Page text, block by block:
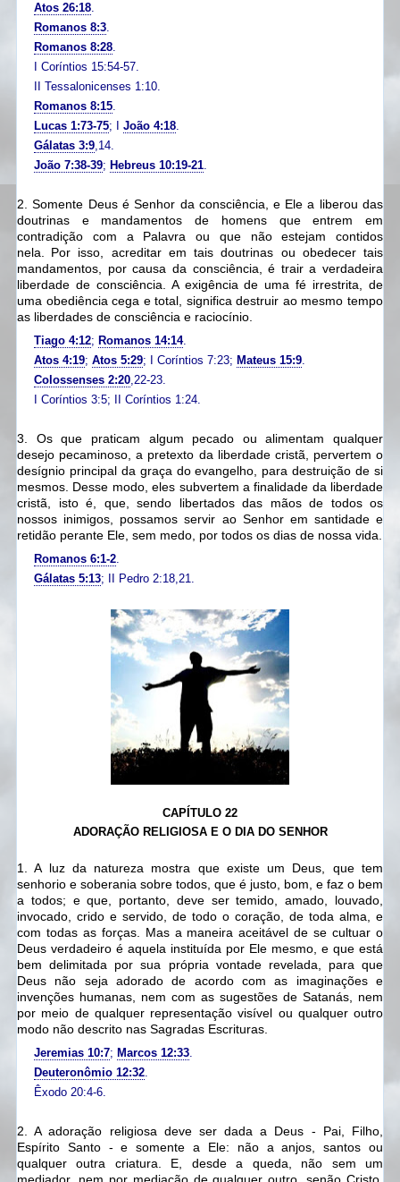
Atos 26:18.
Romanos 8:3.
Romanos 8:28.
I Coríntios 15:54-57.
II Tessalonicenses 1:10.
Romanos 8:15.
Lucas 1:73-75; I João 4:18.
Gálatas 3:9,14.
João 7:38-39; Hebreus 10:19-21.
2. Somente Deus é Senhor da consciência, e Ele a liberou das
doutrinas e mandamentos de homens que entrem em
contradição com a Palavra ou que não estejam contidos
nela. Por isso, acreditar em tais doutrinas ou obedecer tais
mandamentos, por causa da consciência, é trair a verdadeira
liberdade de consciência. A exigência de uma fé irrestrita, de
uma obediência cega e total, significa destruir ao mesmo tempo
as liberdades de consciência e raciocínio.
Tiago 4:12; Romanos 14:14.
Atos 4:19; Atos 5:29; I Coríntios 7:23; Mateus 15:9.
Colossenses 2:20,22-23.
I Coríntios 3:5; II Coríntios 1:24.
3. Os que praticam algum pecado ou alimentam qualquer
desejo pecaminoso, a pretexto da liberdade cristã, pervertem o
desígnio principal da graça do evangelho, para destruição de si
mesmos. Desse modo, eles subvertem a finalidade da liberdade
cristã, isto é, que, sendo libertados das mãos de todos os
nossos inimigos, possamos servir ao Senhor em santidade e
retidão perante Ele, sem medo, por todos os dias de nossa vida.
Romanos 6:1-2.
Gálatas 5:13; II Pedro 2:18,21.
CAPÍTULO 22
ADORAÇÃO RELIGIOSA E O DIA DO SENHOR
1. A luz da natureza mostra que existe um Deus, que tem
senhorio e soberania sobre todos, que é justo, bom, e faz o bem
a todos; e que, portanto, deve ser temido, amado, louvado,
invocado, crido e servido, de todo o coração, de toda alma, e
com todas as forças. Mas a maneira aceitável de se cultuar o
Deus verdadeiro é aquela instituída por Ele mesmo, e que está
bem delimitada por sua própria vontade revelada, para que
Deus não seja adorado de acordo com as imaginações e
invenções humanas, nem com as sugestões de Satanás, nem
por meio de qualquer representação visível ou qualquer outro
modo não descrito nas Sagradas Escrituras.
Jeremias 10:7; Marcos 12:33.
Deuteronômio 12:32.
Êxodo 20:4-6.
2. A adoração religiosa deve ser dada a Deus - Pai, Filho,
Espírito Santo - e somente a Ele:
não a anjos, santos ou
qualquer outra criatura.
E, desde a queda, não sem um